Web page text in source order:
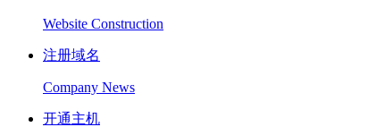
Website Construction
注册域名
Company News
开通主机